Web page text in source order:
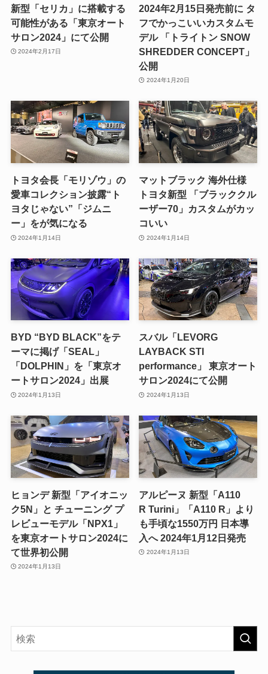
新型「セリカ」に搭載する
可能性がある「東京オート
サロン2024」にて公開
2024年2月17日
2024年2月15日発売前に タ
フでかっこいいカスタムモ
デル 「トライトン SNOW
SHREDDER CONCEPT」
公開
2024年1月20日
トヨタ会長「モリゾウ」の
愛車コレクション披露“ト
ヨタじゃない”「ジムニ
ー」をが気になる
2024年1月14日
マットブラック 海外仕様
トヨタ新型 「ブラッククル
ーザー70」カスタムがカッ
コいい
2024年1月14日
BYD “BYD BLACK”をテ
ーマに掲げ「SEAL」
「DOLPHIN」を「東京オ
ートサロン2024」出展
2024年1月13日
スバル「LEVORG
LAYBACK STI
performance」 東京オート
サロン2024にて公開
2024年1月13日
ヒョンデ 新型「アイオニッ
ク5N」と チューニング プ
レビューモデル「NPX1」
を東京オートサロン2024に
て世界初公開
2024年1月13日
アルピーヌ 新型「A110
R Turini」「A110 R」より
も手頃な1550万円 日本導
入へ 2024年1月12日発売
2024年1月13日